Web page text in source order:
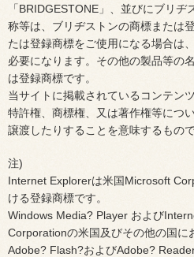
「BRIDGESTONE」、並びにブリ
称等は、ブリヂストンの商標または
たは登録商標をご使用になる場合は
必要になります。その他の製品等の
は登録商標です。
当サイトに掲載されているコンテン
特許権、商標権、又は著作権等につ
譲渡したりすることを意味するもの
注)
Internet Explorerは米国Microsoft
ける登録商標です。
Windows Media? Player および
Corporationの米国及びその他の国に
Adobe? Flash?およびAdobe?